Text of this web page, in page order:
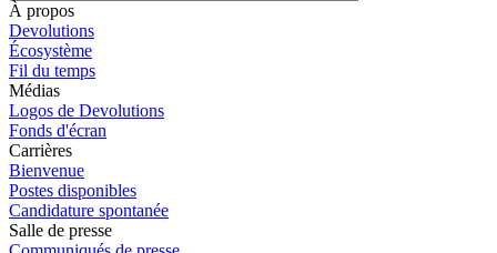
À propos
Devolutions
Écosystème
Fil du temps
Médias
Logos de Devolutions
Fonds d'écran
Carrières
Bienvenue
Postes disponibles
Candidature spontanée
Salle de presse